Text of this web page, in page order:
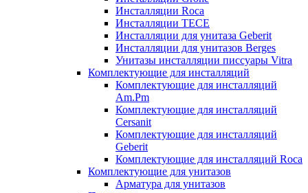
Инсталляции Roca
Инсталляции TECE
Инсталляции для унитаза Geberit
Инсталляции для унитазов Berges
Унитазы инсталляции писсуары Vitra
Комплектующие для инсталляций
Комплектующие для инсталляций
Am.Pm
Комплектующие для инсталляций
Cersanit
Комплектующие для инсталляций
Geberit
Комплектующие для инсталляций Roca
Комплектующие для унитазов
Арматура для унитазов